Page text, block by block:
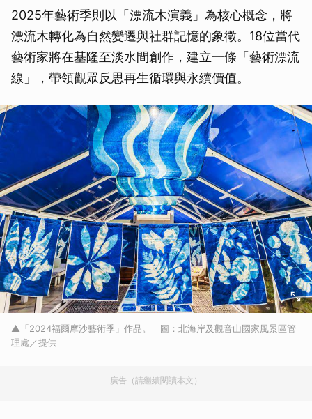
2025年藝術季則以「漂流木演義」為核心概念，將
漂流木轉化為自然變遷與社群記憶的象徵。18位當代
藝術家將在基隆至淡水間創作，建立一條「藝術漂流
線」，帶領觀眾反思再生循環與永續價值。
▲「2024福爾摩沙藝術季」作品。 圖：北海岸及觀音山國家風景區管
理處／提供
廣告（請繼續閱讀本文）